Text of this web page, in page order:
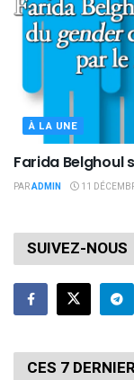
À LA UNE
Farida Belghoul
PARADMIN 11
SUIVEZ-NOUS
CES 7